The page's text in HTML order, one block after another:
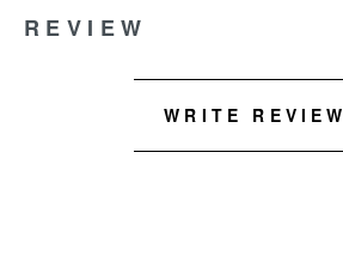
REVIEW
WRITE REVIEW